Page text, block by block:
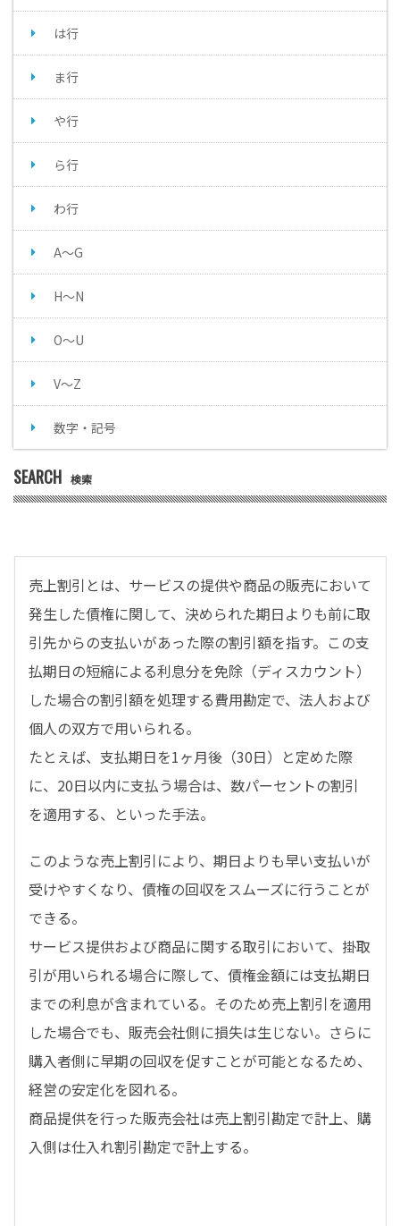
は行
ま行
や行
ら行
わ行
A～G
H～N
O～U
V～Z
数字・記号
SEARCH 検索
売上割引とは、サービスの提供や商品の販売において
発生した債権に関して、決められた期日よりも前に取
引先からの支払いがあった際の割引額を指す。この支
払期日の短縮による利息分を免除（ディスカウント）
した場合の割引額を処理する費用勘定で、法人および
個人の双方で用いられる。
たとえば、支払期日を1ヶ月後（30日）と定めた際
に、20日以内に支払う場合は、数パーセントの割引
を適用する、といった手法。
このような売上割引により、期日よりも早い支払いが
受けやすくなり、債権の回収をスムーズに行うことが
できる。
サービス提供および商品に関する取引において、掛取
引が用いられる場合に際して、債権金額には支払期日
までの利息が含まれている。そのため売上割引を適用
した場合でも、販売会社側に損失は生じない。さらに
購入者側に早期の回収を促すことが可能となるため、
経営の安定化を図れる。
商品提供を行った販売会社は売上割引勘定で計上、購
入側は仕入れ割引勘定で計上する。